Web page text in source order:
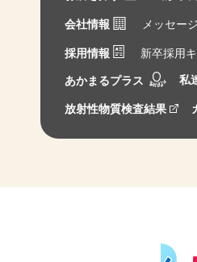
会社情報 メッセー
採用情報 新卒採用
あかまるプラス 私
放射性物質検査結果